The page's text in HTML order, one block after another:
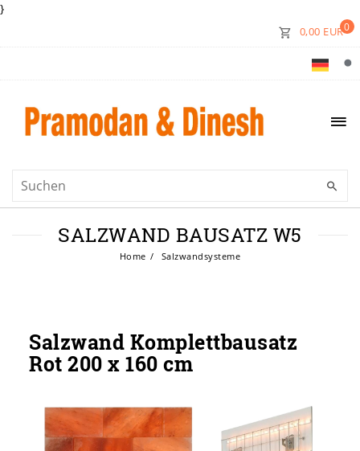
}
0
0,00 EUR
SALZWAND BAUSATZ W5
Home Salzwandsysteme
Salzwand Komplettbausatz
Rot 200 x 160 cm